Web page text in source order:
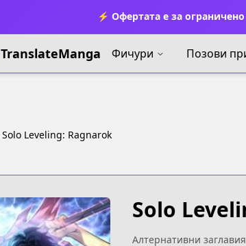
⚡ Офертата е за
TranslateManga Фичури Позови
Solo Leveling: Ragnarok
Solo
Алтернативни заглавия